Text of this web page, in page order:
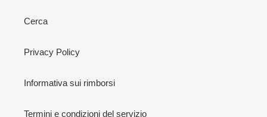
Cerca
Privacy Policy
Informativa sui rimborsi
Termini e condizioni del servizio